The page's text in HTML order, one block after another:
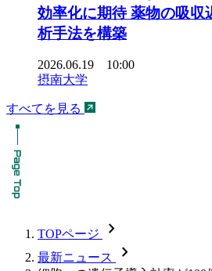
効率化に期待 薬物の吸収
析手法を構築
2026.06.19 10:00
摂南大学
すべてを見る
TOPページ chevron_forward
最新ニュース chevron_forward